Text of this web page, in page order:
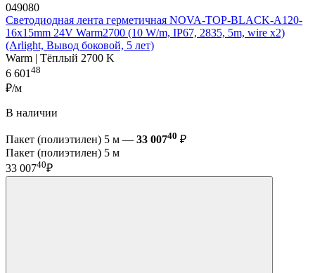
049080
Светодиодная лента герметичная NOVA-TOP-BLACK-A120-
16x15mm 24V Warm2700 (10 W/m, IP67, 2835, 5m, wire x2)
(Arlight, Вывод боковой, 5 лет)
Warm | Тёплый 2700 K
6 601 48
₽/м
В наличии
Пакет (полиэтилен) 5 м — 33 00740 ₽
Пакет (полиэтилен) 5 м
33 00740₽